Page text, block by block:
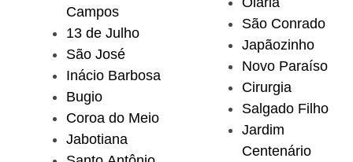
Campos
13 de Julho
São José
Inácio Barbosa
Bugio
Coroa do Meio
Jabotiana
São Conrado
Japãozinho
Novo Paraíso
Cirurgia
Salgado Filho
Jardim
Centenário